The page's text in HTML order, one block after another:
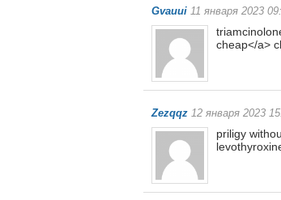
Gvauui 11 января 2023
cheap</a>
Zezqqz 12 января 2023
priligy